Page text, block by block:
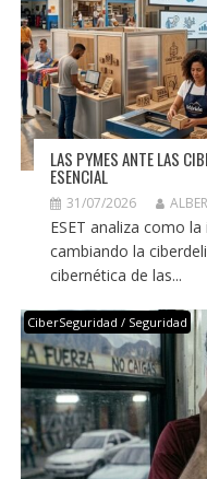
LAS PYMES ANTE LAS
ESENCIAL
31/07/2026
ESET analiza como
cambiando la
cibernética de las...
CiberSeguridad / Seguridad